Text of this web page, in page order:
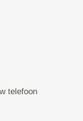
telefoon